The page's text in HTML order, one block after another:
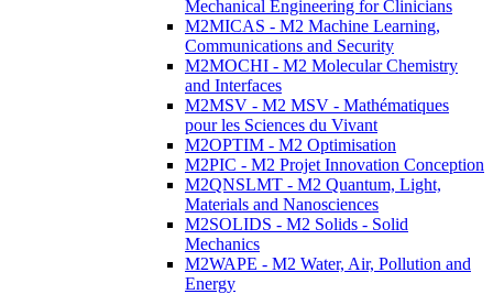
Mechanical Engineering for Clinicians
M2MICAS - M2 Machine Learning,
Communications and Security
M2MOCHI - M2 Molecular Chemistry
and Interfaces
M2MSV - M2 MSV - Mathématiques
pour les Sciences du Vivant
M2OPTIM - M2 Optimisation
M2PIC - M2 Projet Innovation Conception
M2QNSLMT - M2 Quantum, Light,
Materials and Nanosciences
M2SOLIDS - M2 Solids - Solid
Mechanics
M2WAPE - M2 Water, Air, Pollution and
Energy